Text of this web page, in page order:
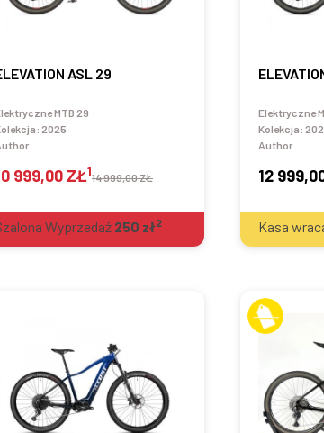
ASL 29
MTB 29
2025
999,00 ZŁ114 999,00 ZŁ
Wyprzedaż 250 zł2
Elektryczne
Kolekcja:
Author
12
Kasa